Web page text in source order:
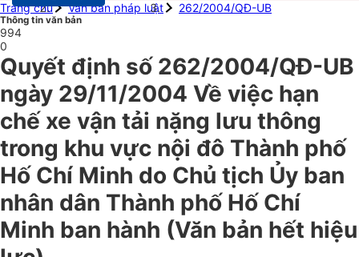
Trang chủ
Văn bản pháp luật 262/2004/QĐ-UB
Thông tin văn bản
994
0
Quyết định số 262/2004/QĐ-UB
ngày 29/11/2004 Về việc hạn
chế xe vận tải nặng lưu thông
trong khu vực nội đô Thành phố
Hố Chí Minh do Chủ tịch Ủy ban
nhân dân Thành phố Hố Chí
Minh ban hành (Văn bản hết hiệu